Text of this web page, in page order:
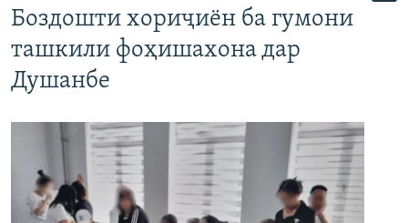
Боздошти хориҷиён ба гумони
ташкили фоҳишахона дар
Душанбе